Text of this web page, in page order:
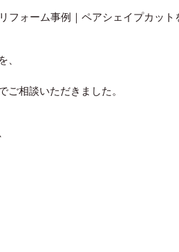
フォーム事例｜ペアシェイプカット
、
ご相談いただきました。